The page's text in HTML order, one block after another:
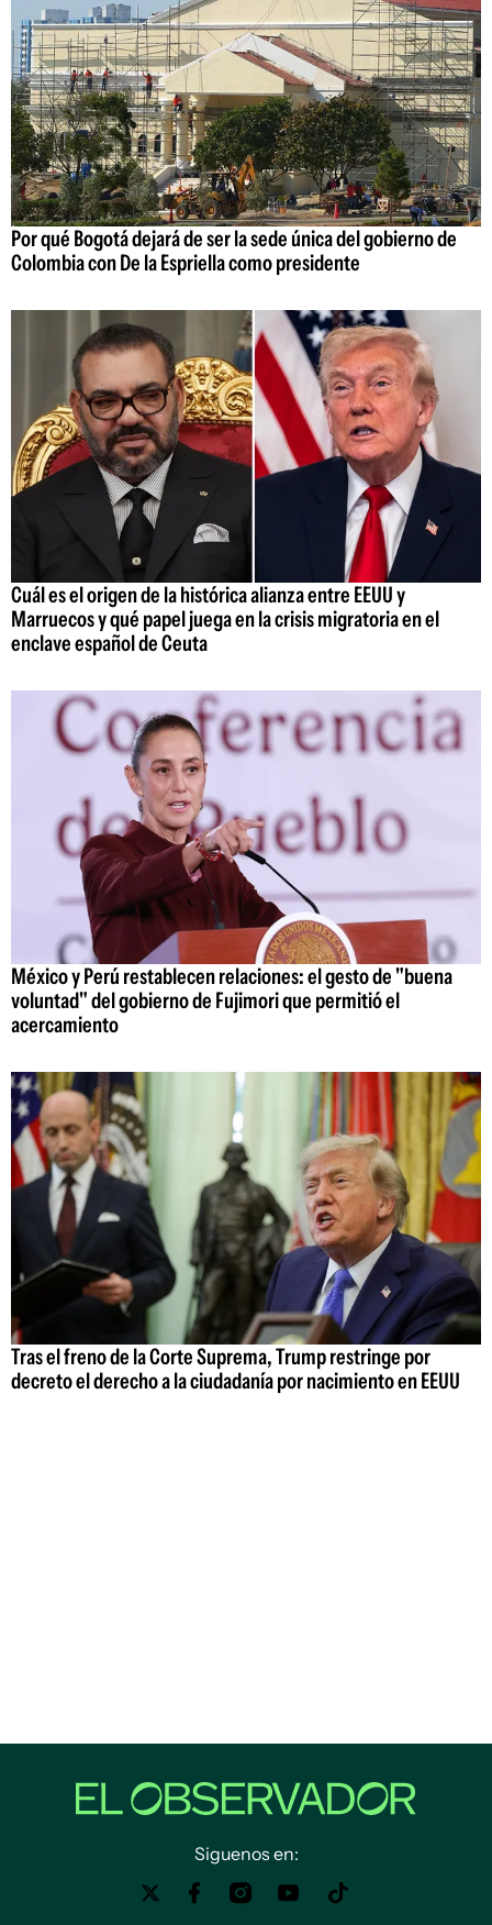
Por qué Bogotá dejará de ser la sede única del gobierno de
Colombia con De la Espriella como presidente
Cuál es el origen de la histórica alianza entre EEUU y
Marruecos y qué papel juega en la crisis migratoria en el
enclave español de Ceuta
México y Perú restablecen relaciones: el gesto de "buena
voluntad" del gobierno de Fujimori que permitió el
acercamiento
Tras el freno de la Corte Suprema, Trump restringe por
decreto el derecho a la ciudadanía por nacimiento en EEUU
Siguenos en: